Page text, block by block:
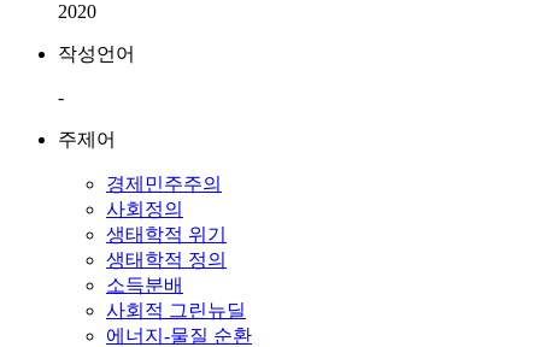
2020
작성언어
-
주제어
경제민주주의
사회정의
생태학적 위기
생태학적 정의
소득분배
사회적 그린뉴딜
에너지-물질 순환